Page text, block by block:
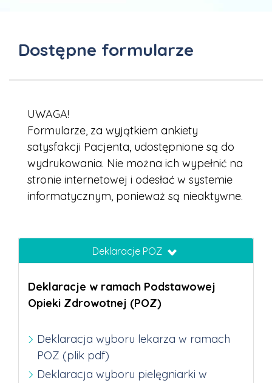
Dostępne formularze
UWAGA!
Formularze, za wyjątkiem ankiety
satysfakcji Pacjenta, udostępnione są do
wydrukowania. Nie można ich wypełnić na
stronie internetowej i odesłać w systemie
informatycznym, ponieważ są nieaktywne.
Deklaracje POZ
Deklaracje w ramach Podstawowej
Opieki Zdrowotnej (POZ)
Deklaracja wyboru lekarza w ramach
POZ (plik pdf)
Deklaracja wyboru pielęgniarki w